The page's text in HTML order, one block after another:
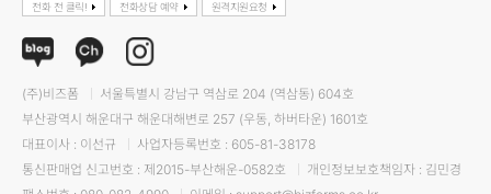
전화 전 클릭! 전화상담 예약 원격지원요청
(주)비즈폼
서울특별시 강남구 역삼로 204 (역삼동) 604호
부산광역시 해운대구 해운대해변로 257 (우동, 하버타운) 1601호
대표이사 : 이선규
사업자등록번호 : 605-81-38178
통신판매업 신고번호 : 제2015-부산해운-0582호
개인정보보호책임자 : 김민경